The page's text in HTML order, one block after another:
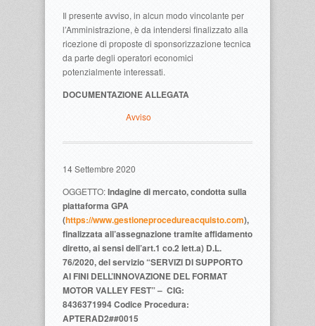
Il presente avviso, in alcun modo vincolante per
l’Amministrazione, è da intendersi finalizzato alla
ricezione di proposte di sponsorizzazione tecnica
da parte degli operatori economici
potenzialmente interessati.
DOCUMENTAZIONE ALLEGATA
Avviso
14 Settembre 2020
OGGETTO:Indagine di mercato, condotta sulla
piattaforma GPA
(https://www.gestioneprocedureacquisto.com),
finalizzata all’assegnazione tramite affidamento
diretto, ai sensi dell’art.1 co.2 lett.a) D.L.
76/2020, del servizio “SERVIZI DI SUPPORTO
AI FINI DELL’INNOVAZIONE DEL FORMAT
MOTOR VALLEY FEST” – CIG:
8436371994Codice Procedura:
APTERAD2##0015